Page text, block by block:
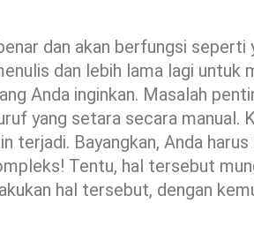
dan akan berfungsi seperti
dan lebih lama lagi untuk
Anda inginkan. Masalah
yang setara secara manual.
terjadi. Bayangkan, Anda
Tentu, hal tersebut
hal tersebut, dengan